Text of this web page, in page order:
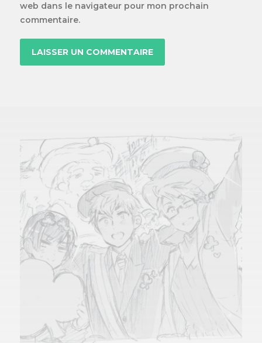
web dans le navigateur pour mon prochain
commentaire.